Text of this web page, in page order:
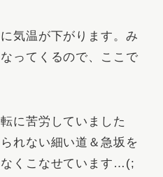
気温が下がります。み
ってくるので、ここで
に苦労していました
れない細い道＆急坂を
なくこなせています…(;